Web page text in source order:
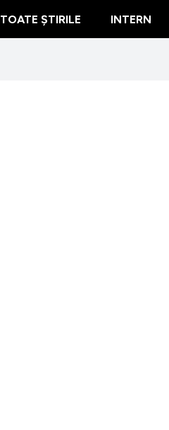
TOATE ȘTIRILE INTERN